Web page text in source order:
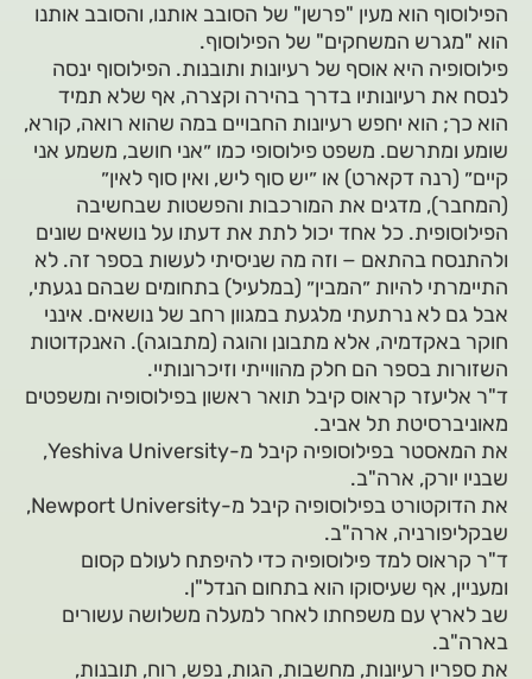
הפילוסוף הוא מעין "פרשן" של הסובב אותנו, והסובב אותנו
הוא "מגרש המשחקים" של הפילוסוף.
פילוסופיה היא אוסף של רעיונות ותובנות. הפילוסוף ינסה
לנסח את רעיונותיו בדרך בהירה וקצרה, אף שלא תמיד
הוא כך; הוא יחפש רעיונות החבויים במה שהוא רואה, קורא,
שומע ומתרשם. משפט פילוסופי כמו ״אני חושב, משמע אני
קיים״ (רנה דקארט) או ״יש סוף ליש, ואין סוף לאין״
(המחבר), מדגים את המורכבות והפשטות שבחשיבה
הפילוסופית. כל אחד יכול לתת את דעתו על נושאים שונים
ולהתנסח בהתאם − וזה מה שניסיתי לעשות בספר זה. לא
התיימרתי להיות ״המבין״ (במלעיל) בתחומים שבהם נגעתי,
אבל גם לא נרתעתי מלגעת במגוון רחב של נושאים. אינני
חוקר באקדמיה, אלא מתבונן והוגה (מתבוגה). האנקדוטות
השזורות בספר הם חלק מהווייתי וזיכרונותיי.
ד"ר אליעזר קראוס קיבל תואר ראשון בפילוסופיה ומשפטים
מאוניברסיטת תל אביב.
את המאסטר בפילוסופיה קיבל מ-Yeshiva University,
שבניו יורק, ארה"ב.
את הדוקטורט בפילוסופיה קיבל מ-Newport University,
שבקליפורניה, ארה"ב.
ד"ר קראוס למד פילוסופיה כדי להיפתח לעולם קסום
ומעניין, אף שעיסוקו הוא בתחום הנדל"ן.
שב לארץ עם משפחתו לאחר למעלה משלושה עשורים
בארה"ב.
את ספריו רעיונות, מחשבות, הגות, נפש, רוח, תובנות,